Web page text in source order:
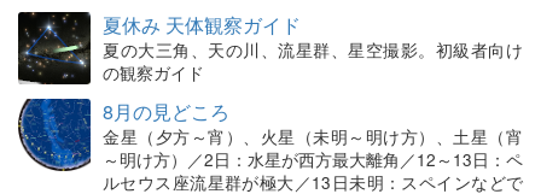
夏休み 天体観察ガイド
夏の大三角、天の川、流星群、星空撮影。初級者向け
の観察ガイド
8月の見どころ
金星（夕方～宵）、火星（未明～明け方）、土星（宵
～明け方）／2日：水星が西方最大離角／12～13日：ペ
ルセウス座流星群が極大／13日未明：スペインなどで